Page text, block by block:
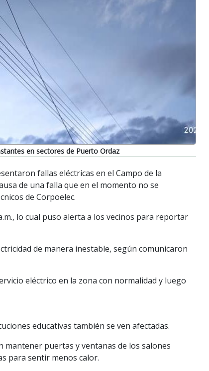
en sectores de Puerto Ordaz
fallas eléctricas en el Campo de la
de una falla que en el momento no se
de Corpoelec.
lo cual puso alerta a los vecinos para reportar
de manera inestable, según comunicaron
eléctrico en la zona con normalidad y luego
educativas también se ven afectadas.
mantener puertas y ventanas de los salones
para sentir menos calor.